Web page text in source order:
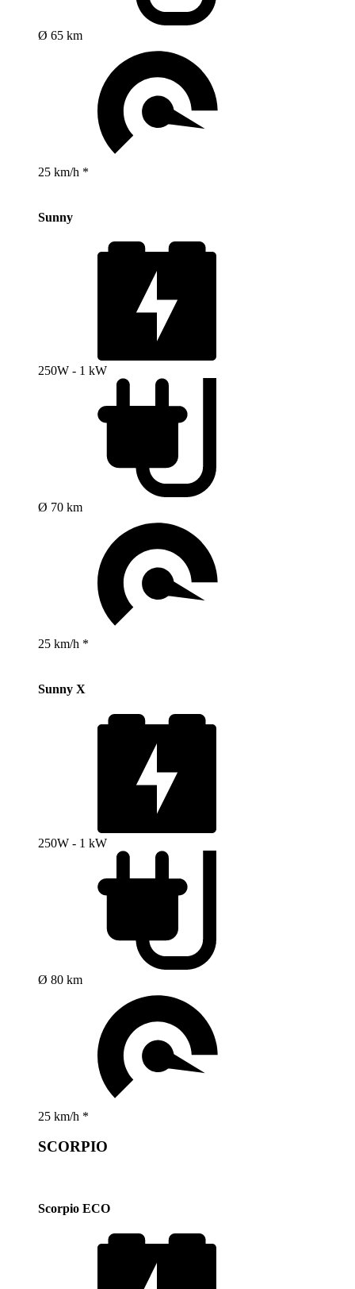
Ø 65 km
25 km/h *
Sunny
250W - 1 kW
Ø 70 km
25 km/h *
Sunny X
250W - 1 kW
Ø 80 km
25 km/h *
SCORPIO
Scorpio ECO